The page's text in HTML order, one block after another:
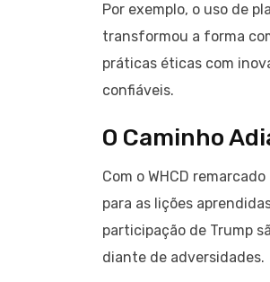
Por exemplo, o uso de
transformou a forma
práticas éticas com
confiáveis.
O Caminho
Com o WHCD
para as lições
participação de Trump
diante de adversidades.